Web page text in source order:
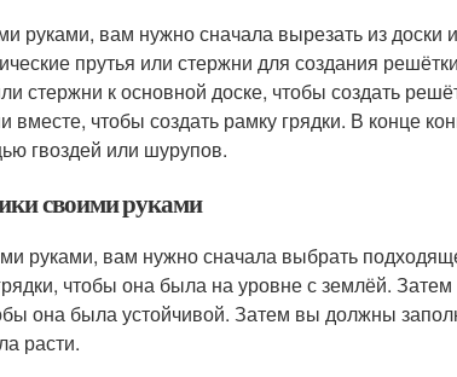
руками, вам нужно сначала вырезать из доски
прутья или стержни для создания
стержни к основной доске, чтобы создать
чтобы создать рамку грядки. В конце
гвоздей или шурупов.
своими руками
руками, вам нужно сначала выбрать
чтобы она была на уровне с землёй.
она была устойчивой. Затем вы должны
расти.